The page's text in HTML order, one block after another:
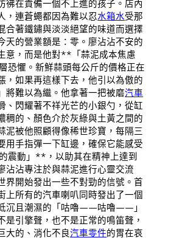
彿在責備一個不上進的孩子。店內
，連蒼蠅都因為難以忍水箱水受那
合著鐵鏽與淡淡絕望的味道而選擇
天的營業額是：零。廖沾沾不安的
意，而是他對**「蒜泥成本焦慮
恐懼。新鮮蒜頭每公斤的價格正在
，如果再這樣下去，他引以為傲的
將難以為繼。他拿著一把被磨汽車
、閃耀著不祥光芒的小銀勺，從缸
稠的、顏色介於灰綠與土黃之間的
泥被他照顧得像稀世珍寶，每隔三
用手指彈一下缸邊，確保它能感受
震動」**，以助其在精神上達到
沾沾專注於與蒜泥進行心靈交流
界開始發出一些不對勁的信號。首
上所有的汽車喇叭同時發出了一個
沉且潮濕的「咕嚕——咕嚕——」
是引擎聲，也不是正常的鳴笛聲，
大的、消化不良汽車零件的胃在哀